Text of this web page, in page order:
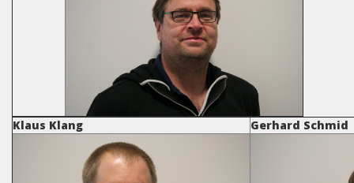
Klaus Klang Gerhard Schmid